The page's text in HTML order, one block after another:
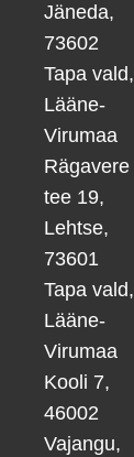
Jäneda,
73602
Tapa vald,
Lääne-
Virumaa
Rägavere
tee 19,
Lehtse,
73601
Tapa vald,
Lääne-
Virumaa
Kooli 7,
46002
Vajangu,